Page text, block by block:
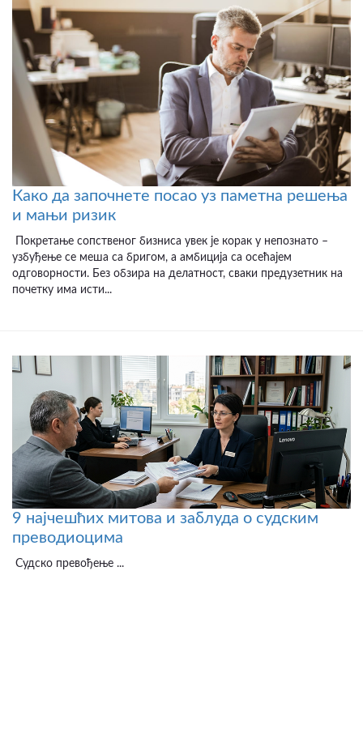
Како да започнете посао уз паметна решења
и мањи ризик
Покретање сопственог бизниса увек је корак у непознато –
узбуђење се меша са бригом, а амбиција са осећајем
одговорности. Без обзира на делатност, сваки предузетник на
почетку има исти...
9 најчешћих митова и заблуда о судским
преводиоцима
Судско превођење ...